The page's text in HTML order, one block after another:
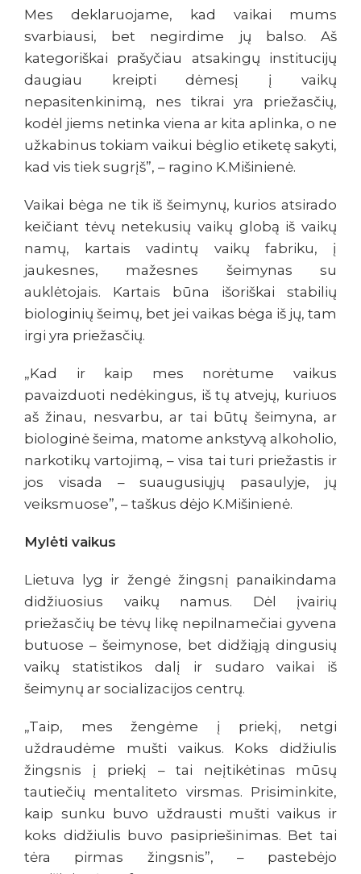
Mes deklaruojame, kad vaikai mums
svarbiausi, bet negirdime jų balso. Aš
kategoriškai prašyčiau atsakingų institucijų
daugiau kreipti dėmesį į vaikų
nepasitenkinimą, nes tikrai yra priežasčių,
kodėl jiems netinka viena ar kita aplinka, o ne
užkabinus tokiam vaikui bėglio etiketę sakyti,
kad vis tiek sugrįš”, – ragino K.Mišinienė.
Vaikai bėga ne tik iš šeimynų, kurios atsirado
keičiant tėvų netekusių vaikų globą iš vaikų
namų, kartais vadintų vaikų fabriku, į
jaukesnes, mažesnes šeimynas su
auklėtojais. Kartais būna išoriškai stabilių
biologinių šeimų, bet jei vaikas bėga iš jų, tam
irgi yra priežasčių.
„Kad ir kaip mes norėtume vaikus
pavaizduoti nedėkingus, iš tų atvejų, kuriuos
aš žinau, nesvarbu, ar tai būtų šeimyna, ar
biologinė šeima, matome ankstyvą alkoholio,
narkotikų vartojimą, – visa tai turi priežastis ir
jos visada – suaugusiųjų pasaulyje, jų
veiksmuose”, – taškus dėjo K.Mišinienė.
Mylėti vaikus
Lietuva lyg ir žengė žingsnį panaikindama
didžiuosius vaikų namus. Dėl įvairių
priežasčių be tėvų likę nepilnamečiai gyvena
butuose – šeimynose, bet didžiąją dingusių
vaikų statistikos dalį ir sudaro vaikai iš
šeimynų ar socializacijos centrų.
„Taip, mes žengėme į priekį, netgi
uždraudėme mušti vaikus. Koks didžiulis
žingsnis į priekį – tai neįtikėtinas mūsų
tautiečių mentaliteto virsmas. Prisiminkite,
kaip sunku buvo uždrausti mušti vaikus ir
koks didžiulis buvo pasipriešinimas. Bet tai
tėra pirmas žingsnis”, – pastebėjo